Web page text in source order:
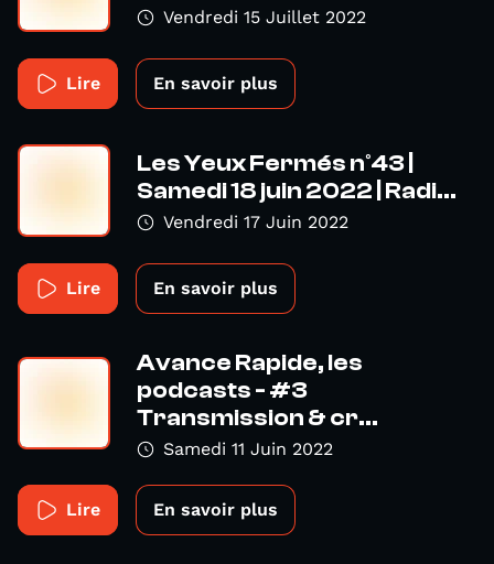
Vendredi 15 Juillet 2022
Lire En savoir plus
Les Yeux Fermés n°43 |
Samedi 18 juin 2022 | Radi...
Vendredi 17 Juin 2022
Lire En savoir plus
Avance Rapide, les
podcasts - #3
Transmission & cr...
Samedi 11 Juin 2022
Lire En savoir plus